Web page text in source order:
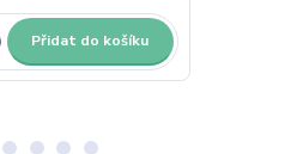
Přidat do košíku